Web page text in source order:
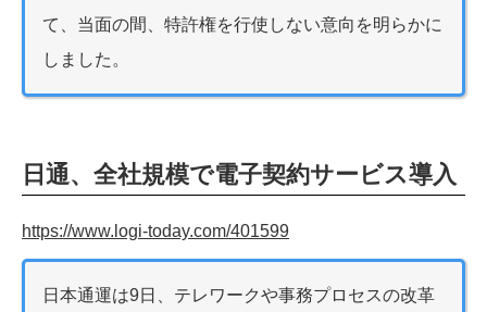
て、当面の間、特許権を行使しない意向を明らかに
しました。
日通、全社規模で電子契約サービス導入
https://www.logi-today.com/401599
日本通運は9日、テレワークや事務プロセスの改革